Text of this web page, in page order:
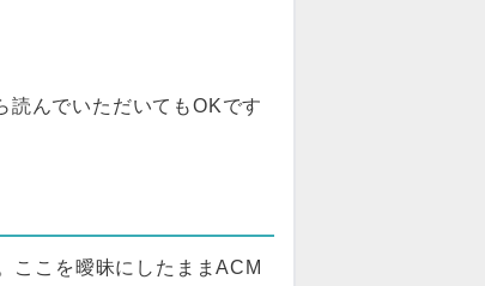
読んでいただいてもOKです
ここを曖昧にしたままACM